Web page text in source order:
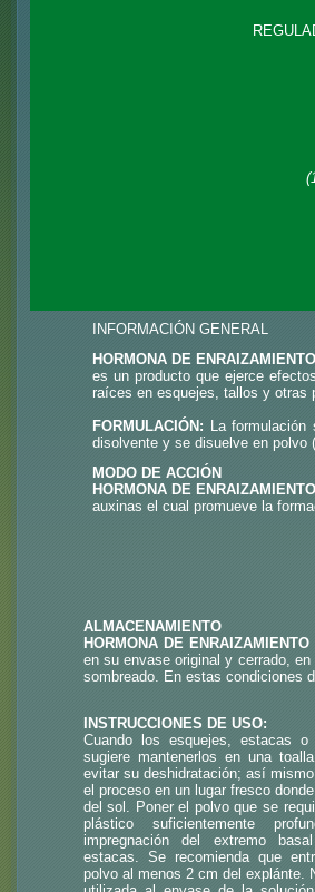
INFORMACIÓN GENERAL
HORMONA DE
es un producto que ejerce
raíces en esquejes, tallos y otras
FORMULACIÓN: La
disolvente y se disuelve en polvo
MODO DE ACCIÓN
HORMONA DE
auxinas el cual promueve la
ALMACENAMIENTO
HORMONA DE ENRAIZAMIENTO
en su envase original y cerrado,
sombreado. En estas condiciones
INSTRUCCIONES DE USO:
Cuando los esquejes, estacas
sugiere mantenerlos en una
evitar su deshidratación; así
el proceso en un lugar fresco
del sol. Poner el polvo que se
plástico suficientemente
impregnación del extremo
estacas. Se recomienda que
polvo al menos 2 cm del explánte.